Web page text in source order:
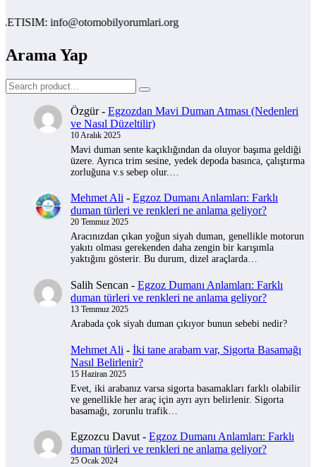
info@otomobilyorumlari.org
Arama Yap
Özgür- Egzozdan Mavi Duman Atması (Nedenleri
ve Nasıl Düzeltilir)
10 Aralık 2025
Mavi duman sente kaçıklığından da oluyor başıma geldiği
üzere. Ayrıca trim sesine, yedek depoda basınca, çalıştırma
zorluğuna v.s sebep olur.…
Mehmet Ali - Egzoz Dumanı Anlamları: Farklı
duman türleri ve renkleri ne anlama geliyor?
20 Temmuz 2025
Aracınızdan çıkan yoğun siyah duman, genellikle motorun
yakıtı olması gerekenden daha zengin bir karışımla
yaktığını gösterir. Bu durum, dizel araçlarda…
Salih Sencan - Egzoz Dumanı Anlamları: Farklı
duman türleri ve renkleri ne anlama geliyor?
13 Temmuz 2025
Arabada çok siyah duman çıkıyor bunun sebebi nedir?
Mehmet Ali - İki tane arabam var, Sigorta Basamağı
Nasıl Belirlenir?
15 Haziran 2025
Evet, iki arabanız varsa sigorta basamakları farklı olabilir
ve genellikle her araç için ayrı ayrı belirlenir. Sigorta
basamağı, zorunlu trafik…
Egzozcu Davut - Egzoz Dumanı Anlamları: Farklı
duman türleri ve renkleri ne anlama geliyor?
25 Ocak 2024